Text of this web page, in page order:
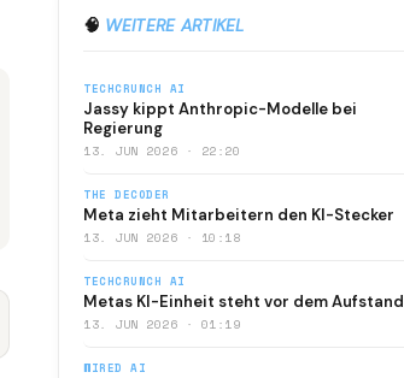
🧠 WEITERE ARTIKEL
TECHCRUNCH AI
Jassy kippt Anthropic-Modelle bei
Regierung
13. JUN 2026 · 22:20
THE DECODER
Meta zieht Mitarbeitern den KI-Stecker
13. JUN 2026 · 10:18
TECHCRUNCH AI
Metas KI-Einheit steht vor dem Aufstand
13. JUN 2026 · 01:19
WIRED AI